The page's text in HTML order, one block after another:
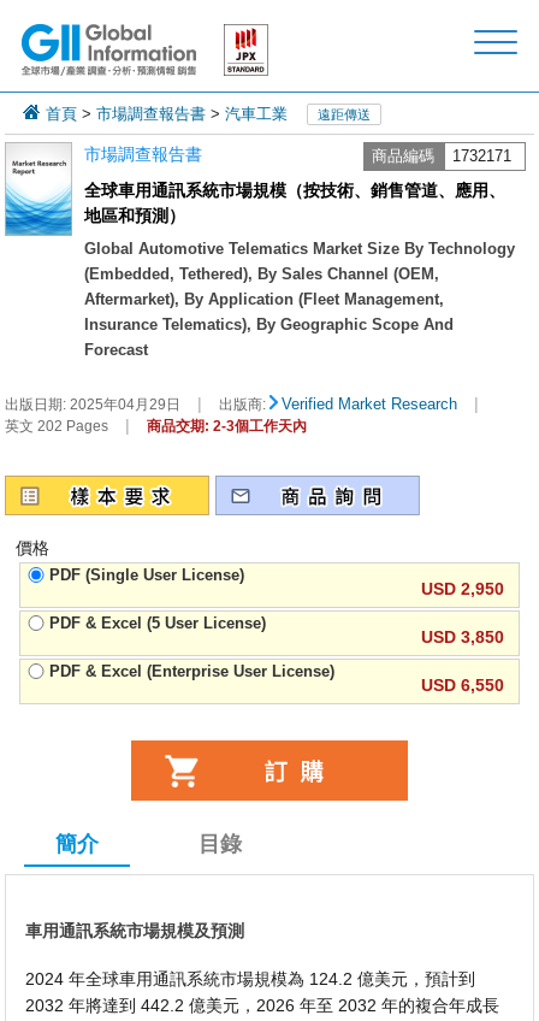
首頁 >市場調查報告書 >汽車工業 遠距傳送
市場調查報告書 商品編碼 1732171
全球車用通訊系統市場規模（按技術、銷售管道、應用、
地區和預測）
Global Automotive Telematics Market Size By Technology
(Embedded, Tethered), By Sales Channel (OEM,
Aftermarket), By Application (Fleet Management,
Insurance Telematics), By Geographic Scope And
Forecast
出版日期:2025年04月29日 | 出版商: Verified Market Research |
英文 202 Pages | 商品交期: 2-3個工作天內
價格
PDF (Single User License)
USD 2,950
PDF & Excel (5 User License)
USD 3,850
PDF & Excel (Enterprise User License)
USD 6,550
簡介 目錄
車用通訊系統市場規模及預測
2024 年全球車用通訊系統市場規模為 124.2 億美元，預計到
2032 年將達到 442.2 億美元，2026 年至 2032 年的複合年成長